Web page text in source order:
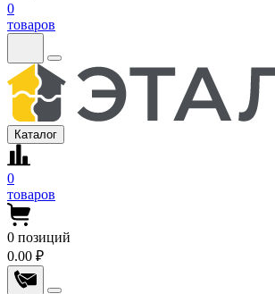
0
товаров
Каталог
0
товаров
0 позиций
0.00 ₽